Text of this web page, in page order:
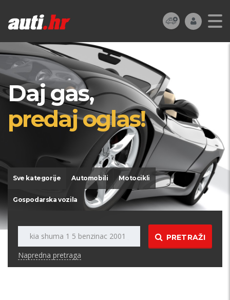
Daj gas,
predaj oglas!
Sve kategorije Automobili Motocikli
Gospodarska vozila
PRETRAŽI
Napredna pretraga